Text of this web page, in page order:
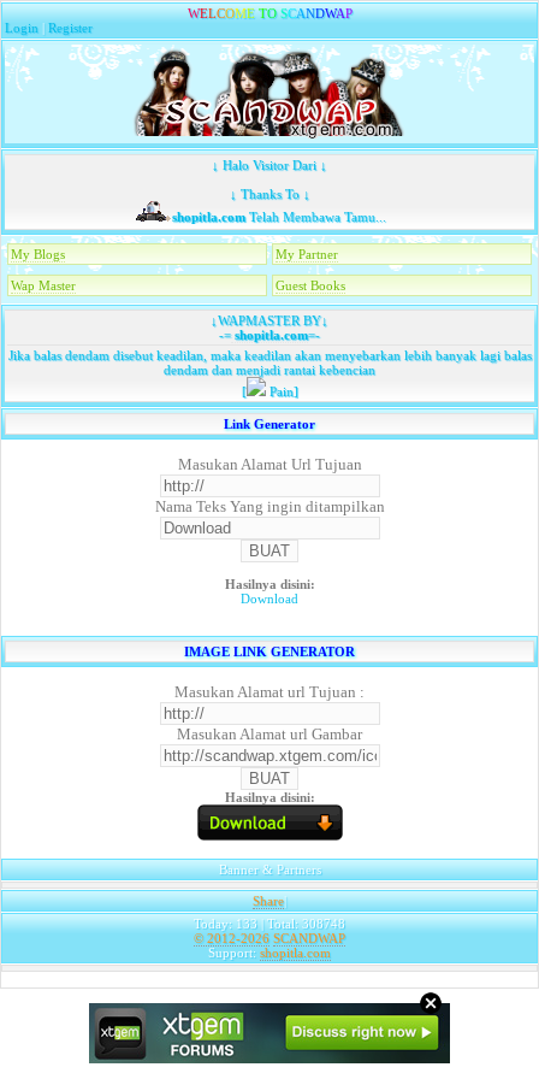
WELCOME TO SCANDWAP
Login |Register
↓ Halo Visitor Dari ↓
↓ Thanks To ↓
shopitla.comTelah Membawa Tamu...
My Blogs My Partner
Wap Master Guest Books
↓WAPMASTER BY↓
-=shopitla.com=-
Jika balas dendam disebut keadilan, maka keadilan akan menyebarkan lebih banyak lagi balas
dendam dan menjadi rantai kebencian
[
Pain]
Link Generator
Masukan Alamat Url Tujuan
Nama Teks Yang ingin ditampilkan
Hasilnya disini:
Download
IMAGE LINK GENERATOR
Masukan Alamat url Tujuan :
Masukan Alamat url Gambar
Hasilnya disini:
Banner & Partners
Share|
Today: 133 | Total: 308748
© 2012-2026 SCANDWAP
Support: shopitla.com